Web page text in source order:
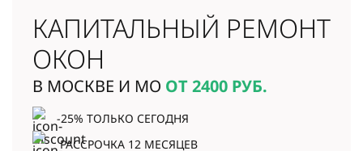
КАПИТАЛЬНЫЙ РЕМОНТ
ОКОН
В МОСКВЕ И МО ОТ 2400 РУБ.
-25% ТОЛЬКО СЕГОДНЯ
РАССРОЧКА 12 МЕСЯЦЕВ